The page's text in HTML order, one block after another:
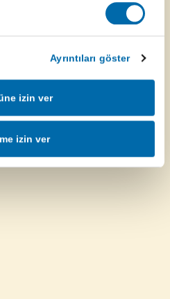
Ayrıntıları göster
izin ver
izin ver